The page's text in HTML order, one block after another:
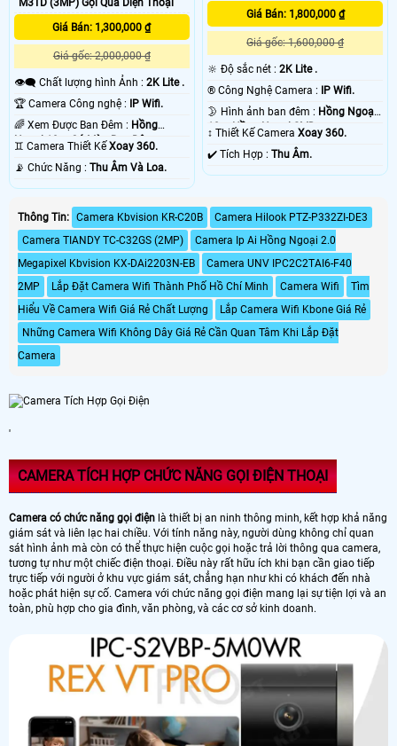
M3TD (3MP) Gọi Qua Diện Thoại
Giá Bán: 1,300,000 ₫
Giá gốc: 2,000,000 ₫
👁️‍🗨 Chất lượng hình Ảnh : 2K Lite .
🏆 Camera Công nghệ :
IP Wifi.
🌈 Xem Được Ban Đêm : Hồng
Ngoại 10m Có Màu Ban Ðêm.
♊ Camera Thiết Kế Xoay 360.
️📡 Chức Năng : Thu Âm Và Loa.
Giá Bán: 1,800,000 ₫
Giá gốc: 1,600,000 ₫
🔆 Độ sắc nét :2K Lite .
®️ Công Nghệ Camera : IP Wifi.
🌛 Hình ảnh ban đêm : Hồng Ngoại
10m Hồng Ngoại SMD.
↕️ Thiết Kế CameraXoay 360.
️✔️ Tích Hợp :Thu Âm.
Thông Tin: Camera Kbvision KR-C20B
Camera Hilook PTZ-P332ZI-DE3
Camera TIANDY TC-C32GS (2MP)
Camera Ip Ai Hồng Ngoại 2.0
Megapixel Kbvision KX-DAi2203N-EB
Camera UNV IPC2C2TAI6-F40
2MP
Lắp Đặt Camera Wifi Thành Phố Hồ Chí Minh Camera Wifi
Tìm
Hiểu Về Camera Wifi Giá Rẻ Chất Lượng
Lắp Camera Wifi Kbone Giá Rẻ
Những Camera Wifi Không Dây Giá Rẻ Cần Quan Tâm Khi Lắp Đặt
Camera
'
CAMERA TÍCH HỢP CHỨC NĂNG GỌI ĐIỆN THOẠI
Camera có chức năng gọi điện là thiết bị an ninh thông minh, kết hợp khả năng
giám sát và liên lạc hai chiều. Với tính năng này, người dùng không chỉ quan
sát hình ảnh mà còn có thể thực hiện cuộc gọi hoặc trả lời thông qua camera,
tương tự như một chiếc điện thoại. Điều này rất hữu ích khi bạn cần giao tiếp
trực tiếp với người ở khu vực giám sát, chẳng hạn như khi có khách đến nhà
hoặc phát hiện sự cố. Camera với chức năng gọi điện mang lại sự tiện lợi và an
toàn, phù hợp cho gia đình, văn phòng, và các cơ sở kinh doanh.